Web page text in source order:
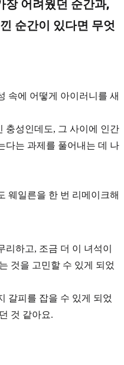
장 어려웠던 순간과,
순간이 있다면 무엇
속에 어떻게 아이러니 를 새
충성인데도, 그 사이에 인간
다는 과제를 풀어내는 데 나
웨일른을 한 번 리메이크해
하고, 조금 더 이 녀석이
것을 고민할 수 있게 되었
갈피를 잡을 수 있게 되었
것 같아요.